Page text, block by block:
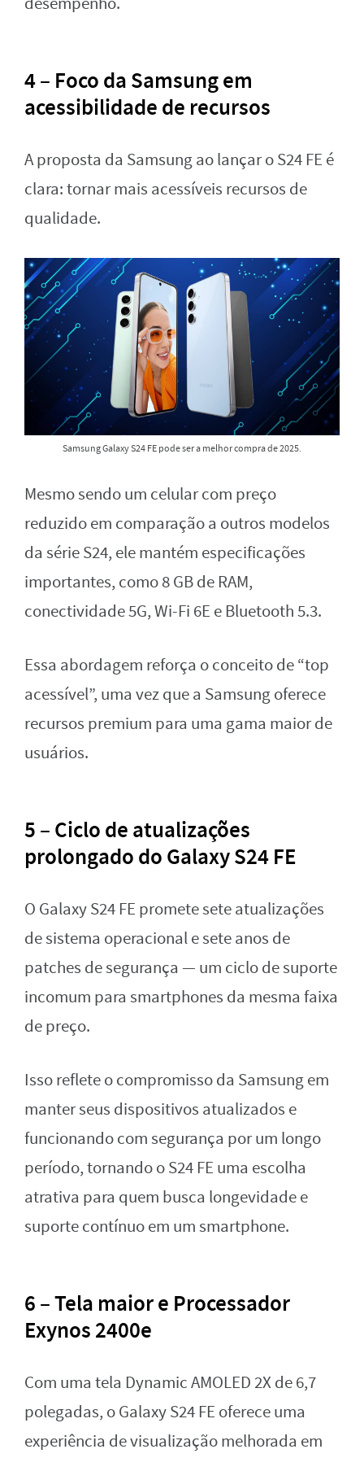
4 – Foco da Samsung em
acessibilidade de recursos
A proposta da Samsung ao lançar o S24 FE é
clara: tornar mais acessíveis recursos de
qualidade.
Samsung Galaxy S24 FE pode ser a melhor compra de 2025.
Mesmo sendo um celular com preço
reduzido em comparação a outros modelos
da série S24, ele mantém especificações
importantes, como 8 GB de RAM,
conectividade 5G, Wi-Fi 6E e Bluetooth 5.3.
Essa abordagem reforça o conceito de “top
acessível”, uma vez que a Samsung oferece
recursos premium para uma gama maior de
usuários.
5 – Ciclo de atualizações
prolongado do Galaxy S24 FE
O Galaxy S24 FE promete sete atualizações
de sistema operacional e sete anos de
patches de segurança — um ciclo de suporte
incomum para smartphones da mesma faixa
de preço.
Isso reflete o compromisso da Samsung em
manter seus dispositivos atualizados e
funcionando com segurança por um longo
período, tornando o S24 FE uma escolha
atrativa para quem busca longevidade e
suporte contínuo em um smartphone.
6 – Tela maior e Processador
Exynos 2400e
Com uma tela Dynamic AMOLED 2X de 6,7
polegadas, o Galaxy S24 FE oferece uma
experiência de visualização melhorada em